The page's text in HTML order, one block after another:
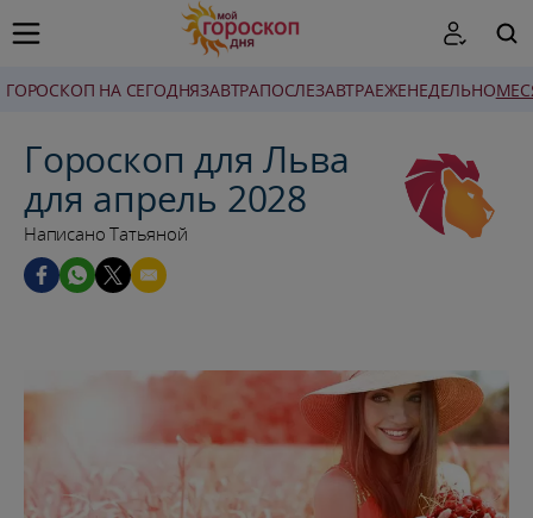
ГОРОСКОП НА СЕГОДНЯЗАВТРАПОСЛЕЗАВТРАЕЖЕНЕДЕЛЬНО
Гороскоп для Льва
для апрель 2028
Написано Татьяной